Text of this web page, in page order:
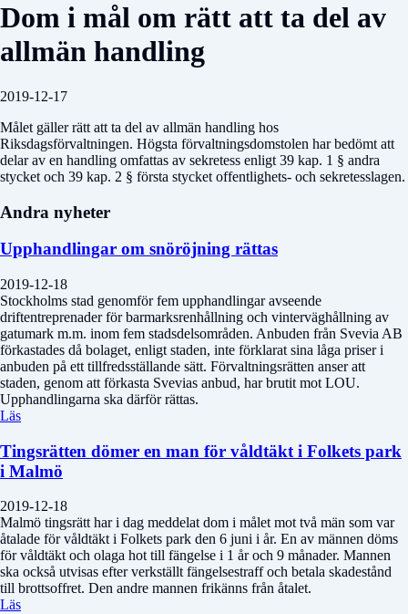
Dom i mål om rätt att ta del av
allmän handling
2019-12-17
Målet gäller rätt att ta del av allmän handling hos
Riksdagsförvaltningen. Högsta förvaltningsdomstolen har bedömt att
delar av en handling omfattas av sekretess enligt 39 kap. 1 § andra
stycket och 39 kap. 2 § första stycket offentlighets- och sekretesslagen.
Andra nyheter
Upphandlingar om snöröjning rättas
2019-12-18
Stockholms stad genomför fem upphandlingar avseende
driftentreprenader för barmarksrenhållning och vinterväghållning av
gatumark m.m. inom fem stadsdelsområden. Anbuden från Svevia AB
förkastades då bolaget, enligt staden, inte förklarat sina låga priser i
anbuden på ett tillfredsställande sätt. Förvaltningsrätten anser att
staden, genom att förkasta Svevias anbud, har brutit mot LOU.
Upphandlingarna ska därför rättas.
Läs
Tingsrätten dömer en man för våldtäkt i Folkets park
i Malmö
2019-12-18
Malmö tingsrätt har i dag meddelat dom i målet mot två män som var
åtalade för våldtäkt i Folkets park den 6 juni i år. En av männen döms
för våldtäkt och olaga hot till fängelse i 1 år och 9 månader. Mannen
ska också utvisas efter verkställt fängelsestraff och betala skadestånd
till brottsoffret. Den andre mannen frikänns från åtalet.
Läs